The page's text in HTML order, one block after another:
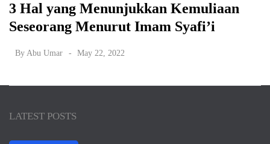
3 Hal yang Menunjukkan Kemuliaan
Seseorang Menurut Imam Syafi’i
By Abu Umar May 22, 2022
LATEST POSTS